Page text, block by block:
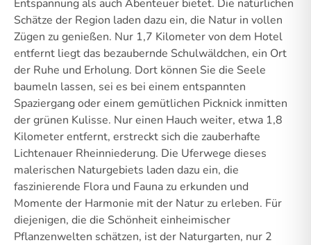
Entspannung als auch Abenteuer bietet. Die natürlichen
Schätze der Region laden dazu ein, die Natur in vollen
Zügen zu genießen. Nur 1,7 Kilometer von dem Hotel
entfernt liegt das bezaubernde Schulwäldchen, ein Ort
der Ruhe und Erholung. Dort können Sie die Seele
baumeln lassen, sei es bei einem entspannten
Spaziergang oder einem gemütlichen Picknick inmitten
der grünen Kulisse. Nur einen Hauch weiter, etwa 1,8
Kilometer entfernt, erstreckt sich die zauberhafte
Lichtenauer Rheinniederung. Die Uferwege dieses
malerischen Naturgebiets laden dazu ein, die
faszinierende Flora und Fauna zu erkunden und
Momente der Harmonie mit der Natur zu erleben. Für
diejenigen, die die Schönheit einheimischer
Pflanzenwelten schätzen, ist der Naturgarten, nur 2